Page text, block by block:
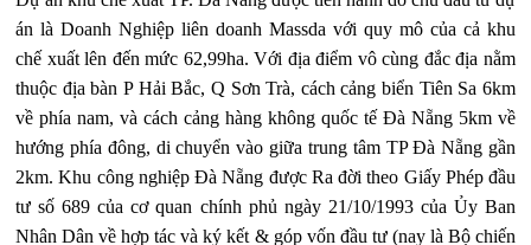
án là Doanh Nghiệp liên doanh Massda với quy mô của cả khu
chế xuất lên đến mức 62,99ha. Với địa điểm vô cùng đắc địa nằm
thuộc địa bàn P Hải Bắc, Q Sơn Trà, cách cảng biển Tiên Sa 6km
về phía nam, và cách cảng hàng không quốc tế Đà Nẵng 5km về
hướng phía đông, di chuyển vào giữa trung tâm TP Đà Nẵng gần
2km. Khu công nghiệp Đà Nẵng được Ra đời theo Giấy Phép đầu
tư số 689 của cơ quan chính phủ ngày 21/10/1993 của Ủy Ban
Nhân Dân về hợp tác và ký kết & góp vốn đầu tư (nay là Bộ chiến